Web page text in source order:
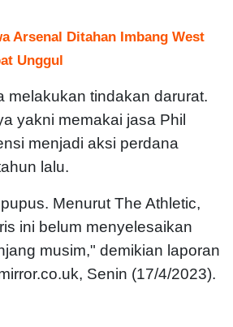
Arsenal Ditahan Imbang West
Unggul
melakukan tindakan darurat.
yakni memakai jasa Phil
menjadi aksi perdana
lalu.
Menurut The Athletic,
ini belum menyelesaikan
musim," demikian laporan
Senin (17/4/2023).